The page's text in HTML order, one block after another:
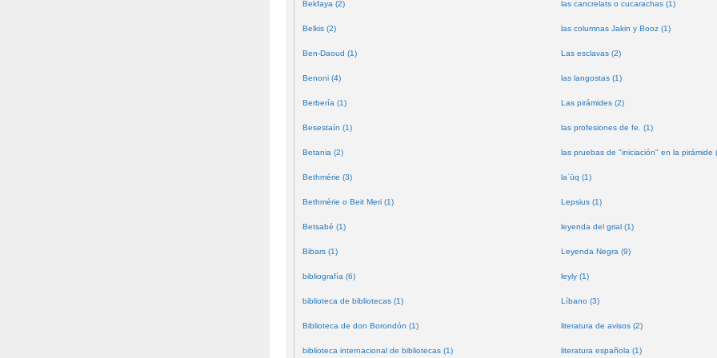
Bekfaya (2)
Belkis (2)
Ben-Daoud (1)
Benoni (4)
Berbería (1)
Besestaín (1)
Betania (2)
Bethmérie (3)
Bethmérie o Beit Meri (1)
Betsabé (1)
Bibars (1)
bibliografía (6)
biblioteca de bibliotecas (1)
Biblioteca de don Borondón (1)
biblioteca internacional de bibliotecas (1)
las cancrelats o cucarachas (1)
las columnas Jakin y Booz (1)
Las esclavas (2)
las langostas (1)
Las pirámides (2)
las profesiones de fe. (1)
las pruebas de "iniciación" en la pirámide
laʿūq (1)
Lepsius (1)
leyenda del grial (1)
Leyenda Negra (9)
leyly (1)
Líbano (3)
literatura de avisos (2)
literatura española (1)